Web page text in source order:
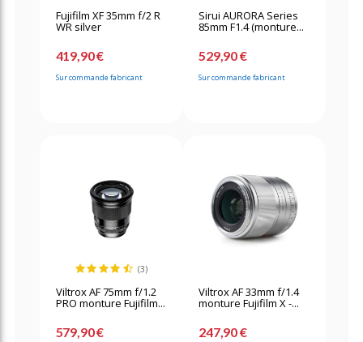
Fujifilm XF 35mm f/2 R
WR silver
419,90 €
Sur commande fabricant
Sirui AURORA Series
85mm F1.4 (monture...
529,90 €
Sur commande fabricant
(3)
Viltrox AF 75mm f/1.2
PRO monture Fujifilm...
579,90 €
Viltrox AF 33mm f/1.4
monture Fujifilm X -...
247,90 €